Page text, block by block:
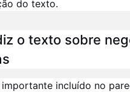
do texto.
o texto sobre
incluído no